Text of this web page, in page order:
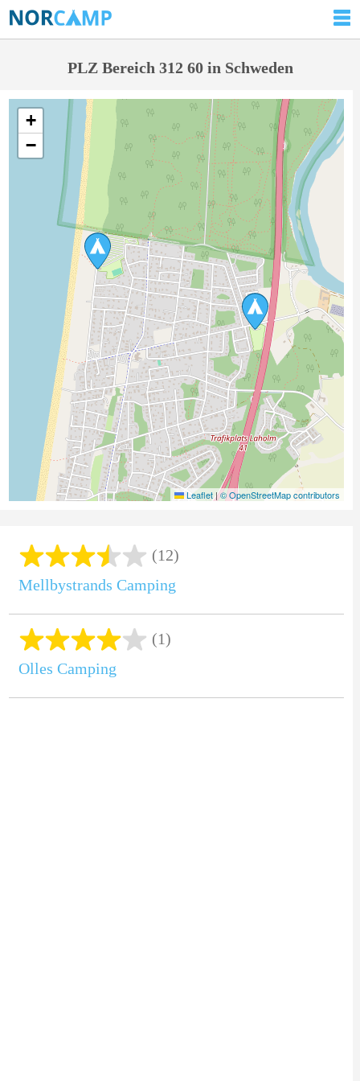
PLZ Bereich 312 60 in Schweden
+
−
Leaflet|© OpenStreetMap contributors
(12)
Mellbystrands Camping
(1)
Olles Camping